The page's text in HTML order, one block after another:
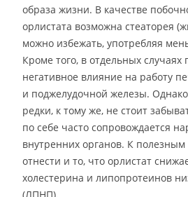
образа жизни. В качестве
орлистата возможна стеаторея
можно избежать, употребляя
Кроме того, в отдельных случаях
негативное влияние на работу
и поджелудочной железы.
редки, к тому же, не стоит
по себе часто сопровождается
внутренних органов. К
отнести и то, что орлистат
холестерина и липопротеинов